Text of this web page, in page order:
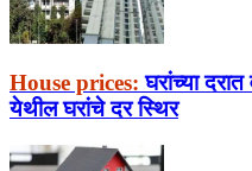
House prices: घरांच्या
येथील घरांचे दर स्थिर